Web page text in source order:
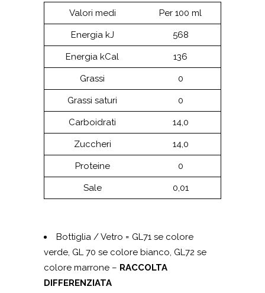
Valori medi Per 100 ml
Energia kJ 568
Energia kCal 136
Grassi 0
Grassi saturi 0
Carboidrati 14,0
Zuccheri 14,0
Proteine 0
Sale 0,01
Bottiglia / Vetro = GL71 se colore
verde, GL 70 se colore bianco, GL72 se
colore marrone – RACCOLTA
DIFFERENZIATA